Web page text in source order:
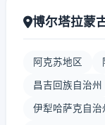
博尔塔拉蒙
阿克苏地区
昌吉回族自治州
伊犁哈萨克自治